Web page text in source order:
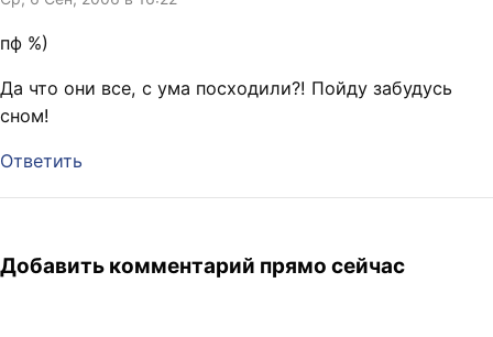
пф %)
Да что они все, с ума посходили?! Пойду забудусь
сном!
Ответить
Добавить комментарий прямо сейчас